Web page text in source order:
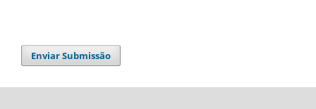
Enviar Submissão